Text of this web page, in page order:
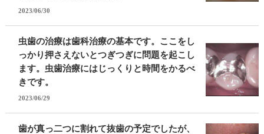
2023/06/30
虫歯の治療は歯科治療の基本です。ここをし
っかり押さえないとつぎつぎに問題を起こし
ます。虫歯治療にはじっくりと時間をかるべ
きです。
2023/06/29
歯が真っ二つに割れて抜歯の予定でしたが、